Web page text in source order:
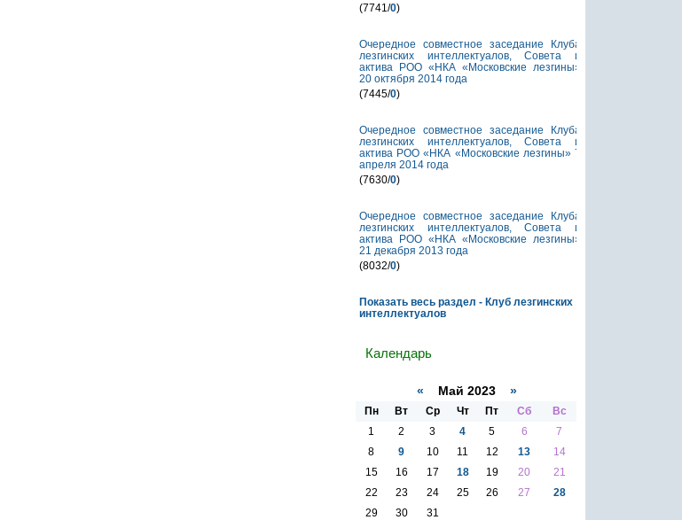
(7741/0)
Очередное совместное заседание Клуба
лезгинских интеллектуалов, Совета и
актива РОО «НКА «Московские лезгины»
20 октября 2014 года
(7445/0)
Очередное совместное заседание Клуба
лезгинских интеллектуалов, Совета и
актива РОО «НКА «Московские лезгины» 7
апреля 2014 года
(7630/0)
Очередное совместное заседание Клуба
лезгинских интеллектуалов, Совета и
актива РОО «НКА «Московские лезгины»
21 декабря 2013 года
(8032/0)
Показать весь раздел - Клуб лезгинских
интеллектуалов
Календарь
« Май 2023 »
Пн Вт Ср Чт Пт Сб
Вс
1
2 3 4 5 6
7
8
9 10 11 12 13
14
15
16 17 18 19 20
21
22
23 24 25 26 27
28
29
30 31